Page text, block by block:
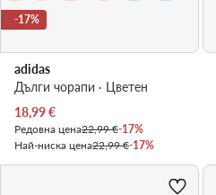
-17%
adidas
Дълги чорапи · Цветен
Актуална цена
18,99€
Редовна цена22,99 €-17%
Най-ниска цена22,99 €-17%